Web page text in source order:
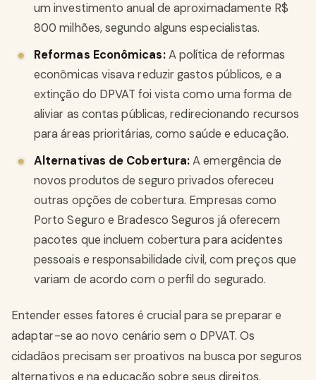
um investimento anual de aproximadamente R$
800 milhões, segundo alguns especialistas.
Reformas Econômicas:A política de reformas
econômicas visava reduzir gastos públicos, e a
extinção do DPVAT foi vista como uma forma de
aliviar as contas públicas, redirecionando recursos
para áreas prioritárias, como saúde e educação.
Alternativas de Cobertura:A emergência de
novos produtos de seguro privados ofereceu
outras opções de cobertura. Empresas como
Porto Seguro e Bradesco Seguros já oferecem
pacotes que incluem cobertura para acidentes
pessoais e responsabilidade civil, com preços que
variam de acordo com o perfil do segurado.
Entender esses fatores é crucial para se preparar e
adaptar-se ao novo cenário sem o DPVAT. Os
cidadãos precisam ser proativos na busca por seguros